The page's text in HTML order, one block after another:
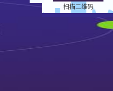
扫描二维码